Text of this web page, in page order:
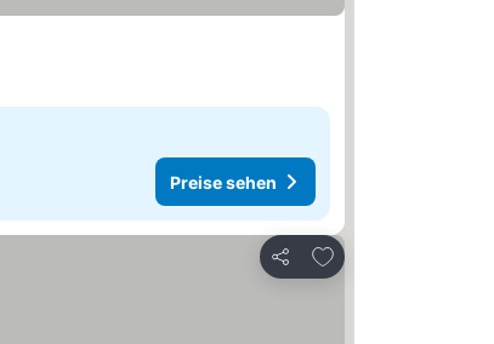
Preise sehen
Teilen
Zu Favoriten